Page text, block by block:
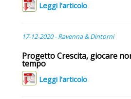
Leggi l'articolo
17-12-2020 - Ravenna & Dintorni
Progetto Crescita, giocare
tempo
Leggi l'articolo